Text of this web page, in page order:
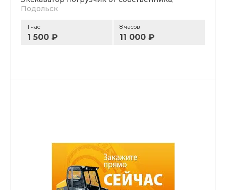
Подольск
1 час
1 500 ₽
8 часов
11 000 ₽